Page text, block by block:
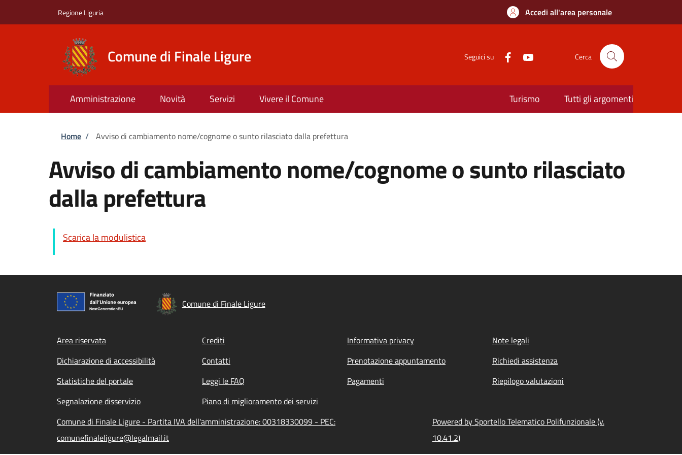
Regione Liguria Accedi all'area personale
Comune di Finale Ligure Seguici su Cerca
Amministrazione Novità Servizi Vivere il Comune Turismo Tutti gli argomenti
Briciole di pane
Home / Avviso di cambiamento nome/cognome o sunto rilasciato dalla prefettura
Avviso di cambiamento nome/cognome o sunto rilasciato
dalla prefettura
Scarica la modulistica
Comune di Finale Ligure
Footer menu
Area riservata Crediti Informativa privacy
Note legali
Dichiarazione di accessibilità
Contatti Prenotazione appuntamento
Richiedi assistenza
Statistiche del portale
Leggi le FAQ Pagamenti
Riepilogo valutazioni
Segnalazione disservizio
Piano di miglioramento dei servizi
Comune di Finale Ligure - Partita IVA dell'amministrazione: 00318330099 - PEC:
comunefinaleligure@legalmail.it
Powered by Sportello Telematico Polifunzionale (v.
10.41.2)